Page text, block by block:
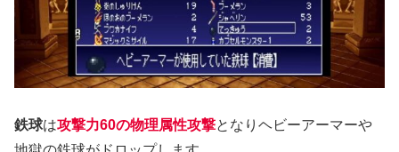
鉄球は攻撃力60の物理属性攻撃となりヘビーアーマーや